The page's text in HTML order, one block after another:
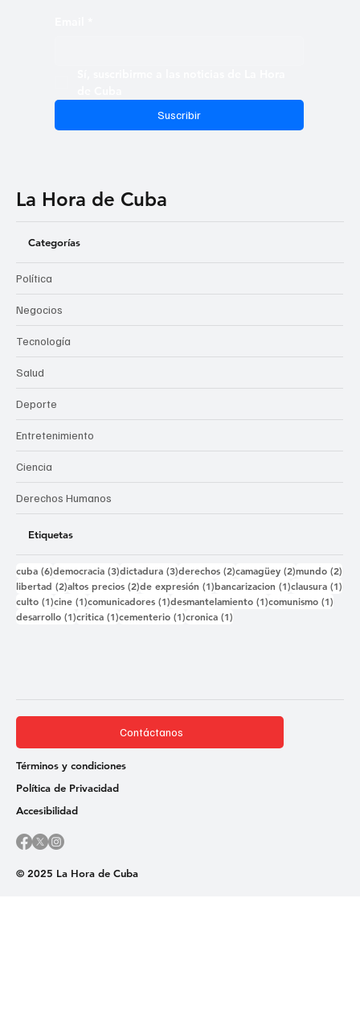
Suscribir
La Hora de Cuba
Categorías
Política
Negocios
Tecnología
Salud
Deporte
Entretenimiento
Ciencia
Derechos Humanos
Etiquetas
cuba (6)6 entradas
democracia (3)3 entradas
dictadura (3)3 entradas
derechos (2)2 entradas
camagüey (2)2 entradas
mundo (2)
libertad (2)2 entradas
altos precios (2)2 entradas
de expresión (1)1 entrada
bancarizacion (1)1 entrada
clausura (1)
culto (1)1 entrada
cine (1)1 entrada
comunicadores (1)1 entrada
desmantelamiento (1)1 entrada
comunismo (1)
desarrollo (1)1 entrada
critica (1)1 entrada
cementerio (1)1 entrada
cronica (1)
© 2025 La Hora de Cuba
Contáctanos
Términos y condiciones
Política de Privacidad
Accesibilidad